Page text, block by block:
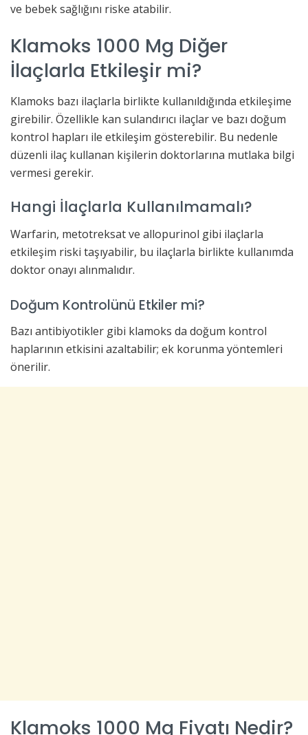
ve bebek sağlığını riske atabilir.
Klamoks 1000 Mg Diğer
İlaçlarla Etkileşir mi?
Klamoks bazı ilaçlarla birlikte kullanıldığında etkileşime
girebilir. Özellikle kan sulandırıcı ilaçlar ve bazı doğum
kontrol hapları ile etkileşim gösterebilir. Bu nedenle
düzenli ilaç kullanan kişilerin doktorlarına mutlaka bilgi
vermesi gerekir.
Hangi İlaçlarla Kullanılmamalı?
Warfarin, metotreksat ve allopurinol gibi ilaçlarla
etkileşim riski taşıyabilir, bu ilaçlarla birlikte kullanımda
doktor onayı alınmalıdır.
Doğum Kontrolünü Etkiler mi?
Bazı antibiyotikler gibi klamoks da doğum kontrol
haplarının etkisini azaltabilir; ek korunma yöntemleri
önerilir.
Klamoks 1000 Mg Fiyatı Nedir?